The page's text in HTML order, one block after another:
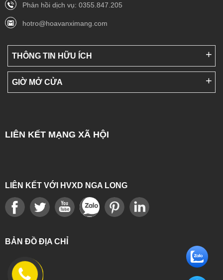
Phản hồi dịch vụ: 0355.847.205
hotro@hoavanximang.com
THÔNG TIN HỮU ÍCH
GIỜ MỞ CỬA
LIÊN KẾT MẠNG XÃ HỘI
LIÊN KẾT VỚI HVXD NGA LONG
BẢN ĐỒ ĐỊA CHỈ